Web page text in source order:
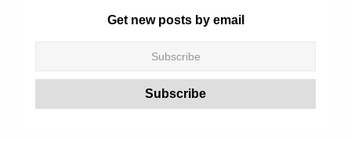
Get new posts by email